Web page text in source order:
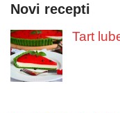
Novi recepti
Tart